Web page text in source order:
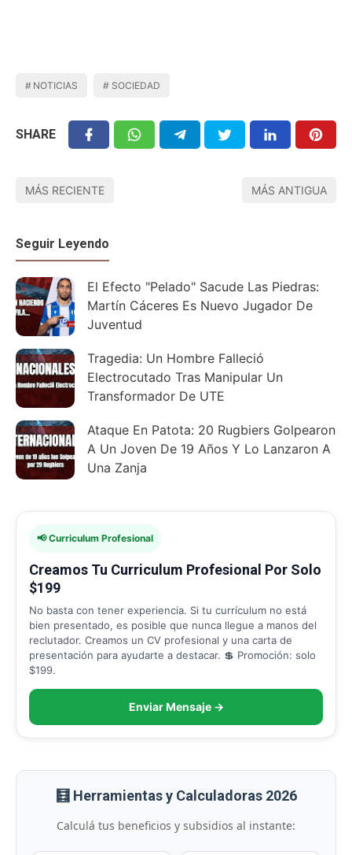
NOTICIAS SOCIEDAD
SHARE
MÁS RECIENTE MÁS ANTIGUA
Seguir Leyendo
El Efecto "Pelado" Sacude Las Piedras:
Martín Cáceres Es Nuevo Jugador De
Juventud
Tragedia: Un Hombre Falleció
Electrocutado Tras Manipular Un
Transformador De UTE
Ataque En Patota: 20 Rugbiers Golpearon
A Un Joven De 19 Años Y Lo Lanzaron A
Una Zanja
📢 Curriculum Profesional
Creamos Tu Curriculum Profesional Por Solo
$199
No basta con tener experiencia. Si tu currículum no está
bien presentado, es posible que nunca llegue a manos del
reclutador. Creamos un CV profesional y una carta de
presentación para ayudarte a destacar. 💲 Promoción: solo
$199.
Enviar Mensaje →
🧮 Herramientas y Calculadoras 2026
Calculá tus beneficios y subsidios al instante: